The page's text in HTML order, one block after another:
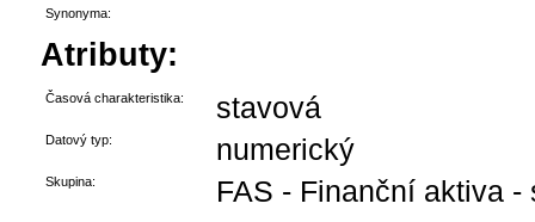
Synonyma:
Atributy:
Časová charakteristika: stavová
Datový typ: numerický
Skupina: FAS - Finanční aktiva -